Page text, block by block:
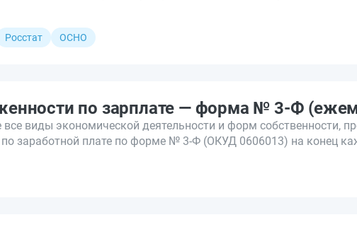
Росстат ОСНО
по зарплате — форма № 3-Ф
виды экономической деятельности и форм собственности,
заработной плате по форме № 3-Ф (ОКУД 0606013) на конец